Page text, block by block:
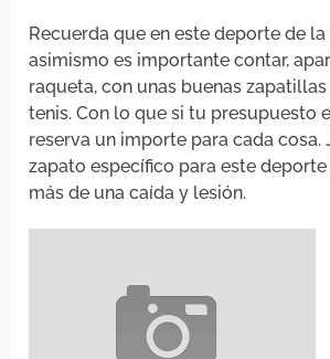
Recuerda que en este deporte de
asimismo es importante contar,
raqueta, con unas buenas
tenis. Con lo que si tu presupuesto
reserva un importe para cada cosa.
zapato específico para este
más de una caída y lesión.